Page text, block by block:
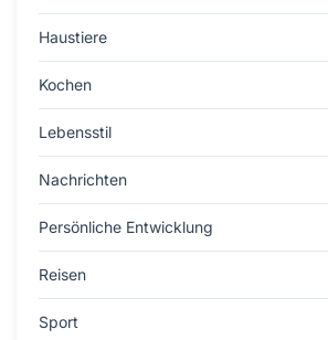
Haustiere
Kochen
Lebensstil
Nachrichten
Persönliche Entwicklung
Reisen
Sport